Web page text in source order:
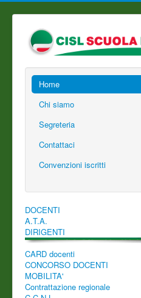
Home
Chi siamo
Segreteria
Contattaci
Convenzioni iscritti
DOCENTI
A.T.A.
DIRIGENTI
CARD docenti
CONCORSO DOCENTI
MOBILITA'
Contrattazione regionale